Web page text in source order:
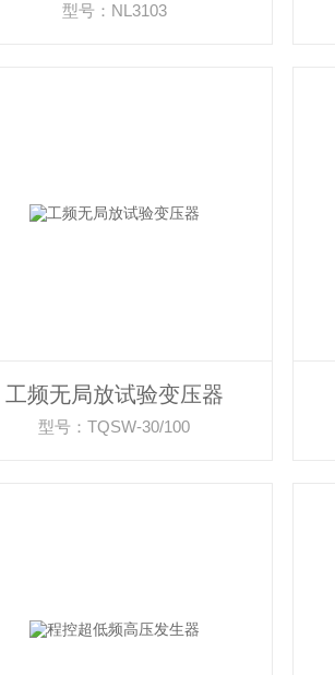
型号：NL3103
工频无局放试验变压器
型号：TQSW-30/100